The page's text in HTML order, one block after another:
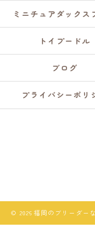
ミニチュアダックス
トイプードル
ブログ
プライバシーポリ
© 2026 福岡のブリーダー